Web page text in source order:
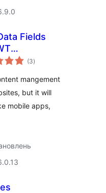
Fields
(3загальний
рейтинг
)
mangement
but it will
mobile apps,